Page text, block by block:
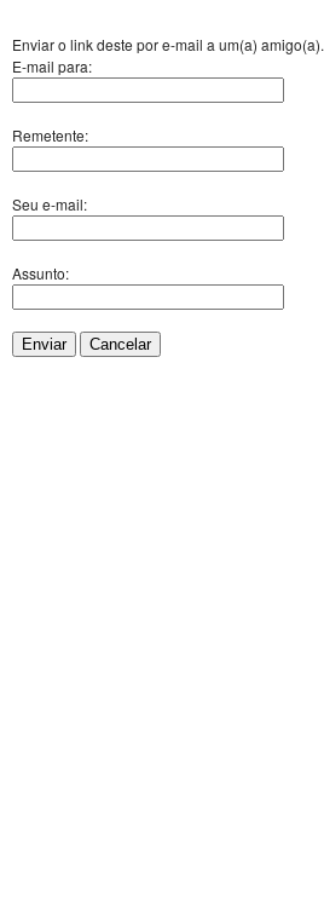
Enviar o link deste por e-mail a um(a) amigo(a).
E-mail para:
Remetente:
Seu e-mail:
Assunto:
Enviar Cancelar